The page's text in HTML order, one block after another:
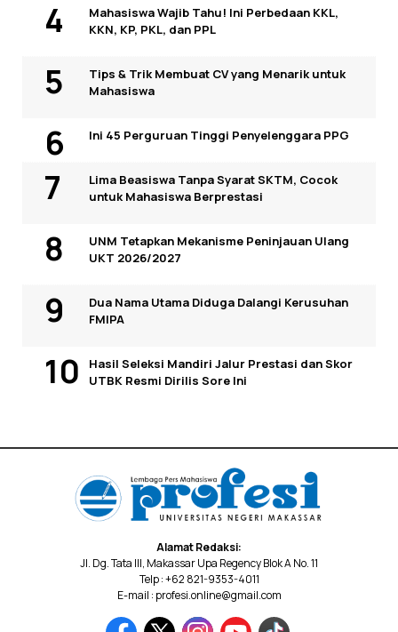
Mahasiswa Wajib Tahu! Ini Perbedaan KKL,
KKN, KP, PKL, dan PPL
Tips & Trik Membuat CV yang Menarik untuk
Mahasiswa
Ini 45 Perguruan Tinggi Penyelenggara PPG
Lima Beasiswa Tanpa Syarat SKTM, Cocok
untuk Mahasiswa Berprestasi
UNM Tetapkan Mekanisme Peninjauan Ulang
UKT 2026/2027
Dua Nama Utama Diduga Dalangi Kerusuhan
FMIPA
Hasil Seleksi Mandiri Jalur Prestasi dan Skor
UTBK Resmi Dirilis Sore Ini
Alamat Redaksi:
Jl. Dg. Tata III, Makassar Upa Regency Blok A No. 11
Telp : +62 821-9353-4011
E-mail : profesi.online@gmail.com